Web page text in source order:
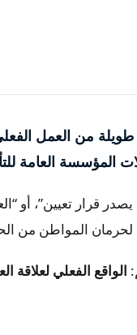
طويلة من العمل
العامة
قرار تعيين”، أو
المواطن من
الواقع الفعلي